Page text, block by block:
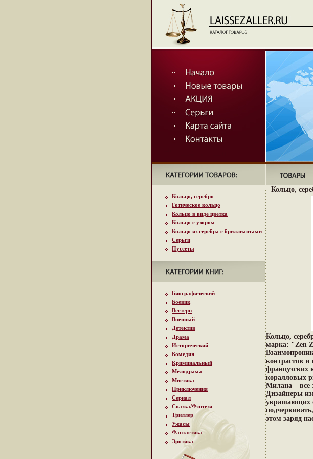
Кольцо, серебро
Готическое кольцо
Кольцо в виде цветка
Кольцо с узором
Кольцо из серебра с бриллиантами
Серьги
Пуссеты
Биографический
Боевик
Вестерн
Военный
Детектив
Драма
Исторический
Комедия
Криминальный
Мелодрама
Мистика
Приключения
Сериал
Сказка/Фэнтези
Триллер
Ужасы
Фантастика
Эротика
Кольцо,
Кольцо,
марка: "Zen
контрастов и
французских
коралловых
Милана – все
Дизайнеры
украшающих
этом заряд